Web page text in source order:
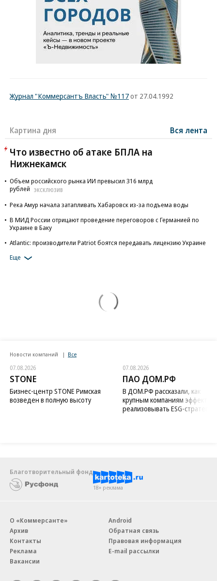
Журнал "Коммерсантъ Власть" №117от 27.04.1992
Картина дня Вся лента
Что известно об атаке БПЛА на
Нижнекамск
Объем российского рынка ИИ превысил 316 млрд
рублей
ЭКСКЛЮЗИВ
Река Амур начала затапливать Хабаровск из-за подъема воды
В МИД России отрицают проведение переговоров с Германией по
Украине в Баку
Atlantic: производители Patriot боятся передавать лицензию Украине
Еще
Новости компаний Все
07.08.2026
STONE
Бизнес-центр STONE Римская
возведен в полную высоту
07.08.2026
ПАО ДОМ.РФ
В ДОМ.РФ рассказали, как
крупным компаниям
реализовывать ESG-стратегию
Благотворительный фонд
18+ реклама
О «Коммерсанте»
Архив
Контакты
Реклама
Вакансии
Android
Обратная связь
Правовая информация
E-mail рассылки